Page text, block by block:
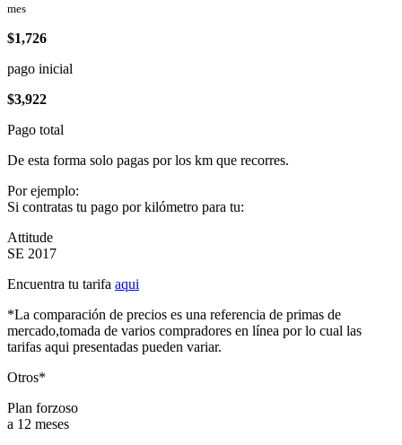
mes
$1,726
pago inicial
$3,922
Pago total
De esta forma solo pagas por los km que recorres.
Por ejemplo:
Si contratas tu pago por kilómetro para tu:
Attitude
SE 2017
Encuentra tu tarifa aqui
*La comparación de precios es una referencia de primas de
mercado,tomada de varios compradores en línea por lo cual las
tarifas aqui presentadas pueden variar.
Otros*
Plan forzoso
a 12 meses